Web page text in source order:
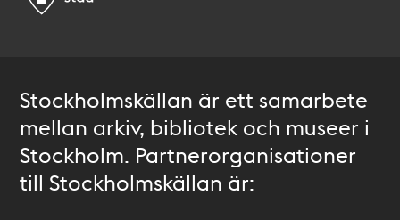
Stockholmskällan är ett samarbete
mellan arkiv, bibliotek och museer i
Stockholm. Partnerorganisationer
till Stockholmskällan är: